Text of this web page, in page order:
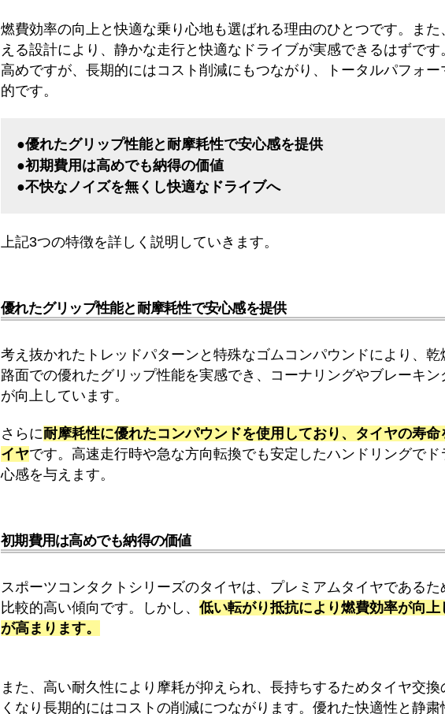
燃費効率の向上と快適な乗り心地も選ばれる理由のひとつです。また
える設計により、静かな走行と快適なドライブが実感できるはずで
高めですが、長期的にはコスト削減にもつながり、トータルパフォー
的です。
●優れたグリップ性能と耐摩耗性で安心感を提供
●初期費用は高めでも納得の価値
●不快なノイズを無くし快適なドライブへ
上記3つの特徴を詳しく説明していきます。
優れたグリップ性能と耐摩耗性で安心感を提供
考え抜かれたトレッドパターンと特殊なゴムコンパウンドにより、乾
路面での優れたグリップ性能を実感でき、コーナリングやブレーキン
が向上しています。
さらに耐摩耗性に優れたコンパウンドを使用しており、タイヤの寿命
イヤです。高速走行時や急な方向転換でも安定したハンドリングでド
心感を与えます。
初期費用は高めでも納得の価値
スポーツコンタクトシリーズのタイヤは、プレミアムタイヤであるた
比較的高い傾向です。しかし、 低い転がり抵抗により燃費効率が向上
が高まります。
また、高い耐久性により摩耗が抑えられ、長持ちするためタイヤ交
くなり長期的にはコストの削減につながります。優れた快適性と静